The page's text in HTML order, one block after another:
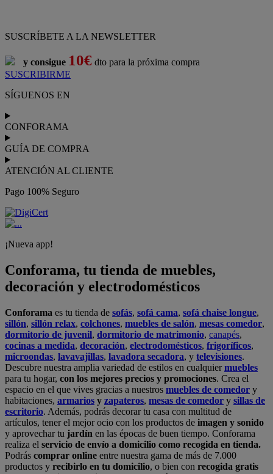
SUSCRÍBETE A LA NEWSLETTER
y consigue 10€ dto para la próxima compra
SUSCRIBIRME
SÍGUENOS EN
CONFORAMA
GUÍA DE COMPRA
ATENCIÓN AL CLIENTE
Pago 100% Seguro
¡Nueva app!
Conforama, tu tienda de muebles,
decoración y electrodomésticos
Conforama es tu tienda de sofás, sofá cama, sofá chaise longue,
sillón, sillón relax, colchones, muebles de salón, mesas comedor,
dormitorio de juvenil, dormitorio de matrimonio, canapés,
cocinas a medida, decoración, electrodomésticos, frigoríficos,
microondas, lavavajillas, lavadora secadora, y televisiones.
Descubre nuestra amplia variedad de estilos en cualquiermuebles
para tu hogar, con los mejores precios y promociones. Crea el
espacio en el que vives gracias a nuestros muebles de comedor y
habitaciones, armarios y zapateros, mesas de comedor y sillas de
escritorio. Además, podrás decorar tu casa con multitud de
artículos, tener el mejor ocio con los productos de imagen y sonido
y aprovechar tu jardín en las épocas de buen tiempo. Conforama
realiza el servicio de envío a domicilio como recogida en tienda.
Podrás comprar online entre nuestra gama de más de 7.000
productos y recibirlo en tu domicilio, o bien con recogida gratis